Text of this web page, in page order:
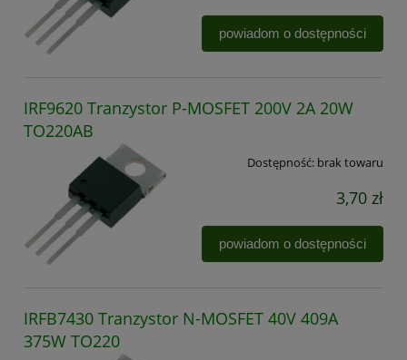
powiadom o dostępności
IRF9620 Tranzystor P-MOSFET 200V 2A 20W
TO220AB
Dostępność: brak towaru
3,70 zł
powiadom o dostępności
IRFB7430 Tranzystor N-MOSFET 40V 409A
375W TO220